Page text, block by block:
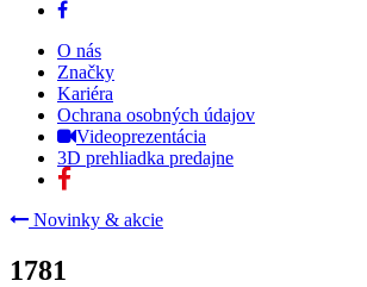
O nás
Značky
Kariéra
Ochrana osobných údajov
Videoprezentácia
3D prehliadka predajne
Novinky & akcie
1781